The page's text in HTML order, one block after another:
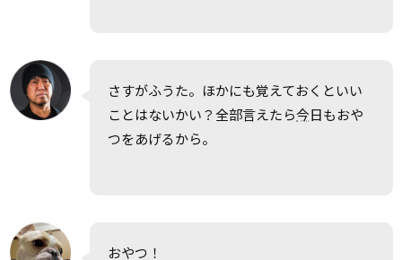
さすがふうた。ほかにも覚えておくといい
ことはないかい？全部言えたら今日もおや
つをあげるから。
おやつ！